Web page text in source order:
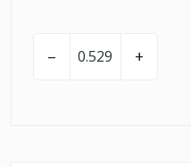
– +